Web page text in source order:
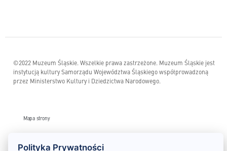
©2022 Muzeum Śląskie. Wszelkie prawa zastrzeżone. Muzeum Śląskie jest
instytucją kultury Samorządu Województwa Śląskiego współprowadzoną
przez Ministerstwo Kultury i Dziedzictwa Narodowego.
Mapa strony
Polityka Prywatności